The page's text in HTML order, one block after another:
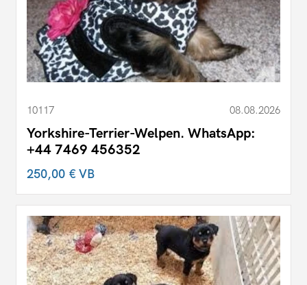
10117 08.08.2026
Yorkshire-Terrier-Welpen. WhatsApp:
+44 7469 456352
250,00 €VB